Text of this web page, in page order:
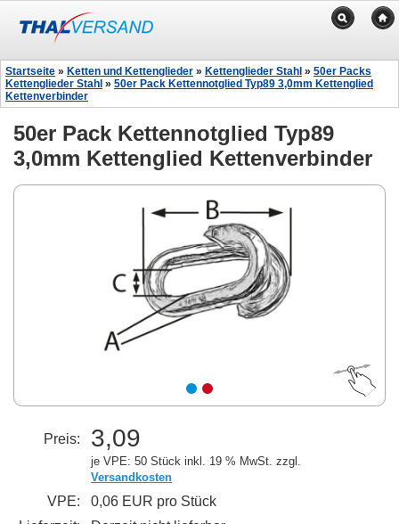
Startseite » Ketten und Kettenglieder » Kettenglieder Stahl » 50er Packs
Kettenglieder Stahl » 50er Pack Kettennotglied Typ89 3,0mm Kettenglied
Kettenverbinder
50er Pack Kettennotglied Typ89
3,0mm Kettenglied Kettenverbinder
Preis: 3,09
je VPE: 50 Stück inkl. 19 % MwSt. zzgl.
Versandkosten
VPE:
0,06 EUR pro Stück